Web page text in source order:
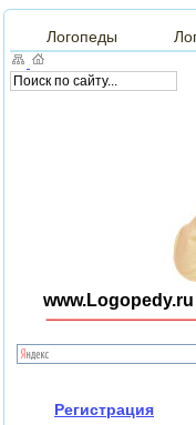
Логопеды
www.Logopedy.ru
Регистрация